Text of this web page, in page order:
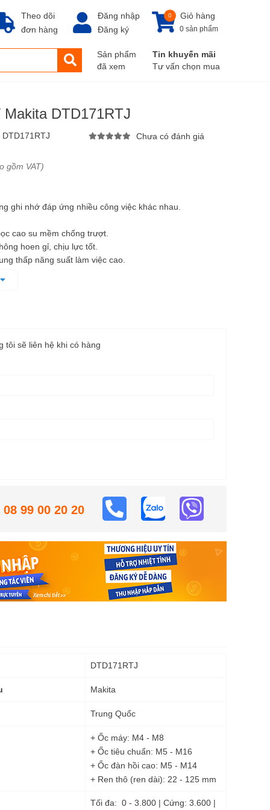
Theo dõi
đơn hàng
Đăng nhập
Đăng ký
Giỏ hàng
0
0 sản phẩm
Sản phẩm
đã xem
Tin khuyến mãi
Tư vấn chọn mua
DTD171RTJ
DTD171RTJ Chưa có đánh giá
gồm VAT)
ghi nhớ đáp ứng nhiều công việc khác nhau.
cao su mềm chống trượt.
hoen gỉ, chịu lực tốt.
thấp năng suất làm việc cao.
bảo vệ pin điện tử (ECP).
tôi sẽ liên hệ khi có hàng
08 99 00 20 20
DTD171RTJ
Makita
Trung Quốc
+ Ốc máy: M4 - M8
+ Ốc tiêu chuẩn: M5 - M16
+ Ốc đàn hồi cao: M5 - M14
+ Ren thô (ren dài): 22 - 125 mm
Tối đa: 0 - 3.800 | Cứng: 3.600 |